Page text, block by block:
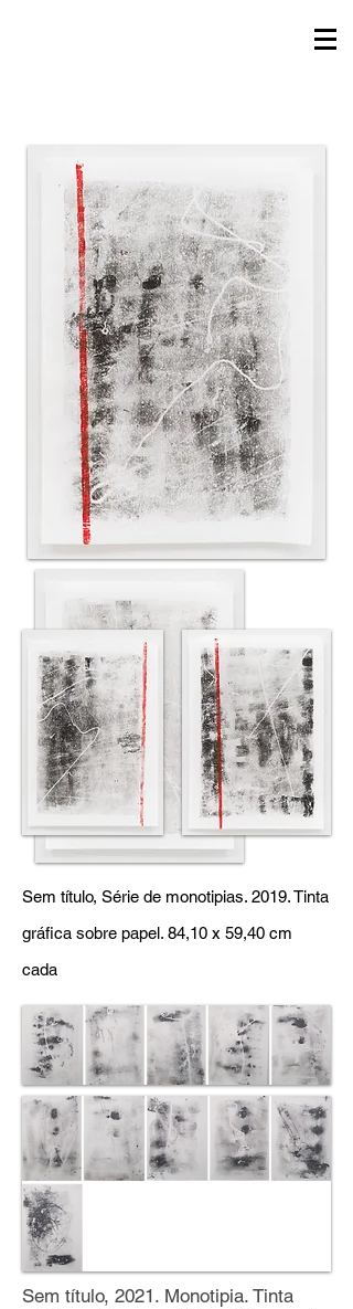
Sem título, Série de monotipias. 2019. Tinta
gráfica sobre papel. 84,10 x 59,40 cm
cada
Sem título, 2021. Monotipia. Tinta